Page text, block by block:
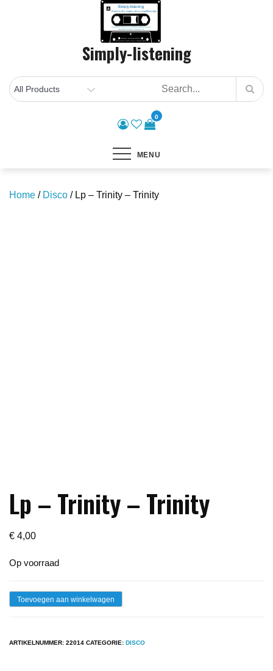
Simply-listening
0
MENU
Home / Disco / Lp – Trinity – Trinity
Lp – Trinity – Trinity
€ 4,00
Op voorraad
LpToevoegen aan winkelwagen
ARTIKELNUMMER: 22014 CATEGORIE: DISCO